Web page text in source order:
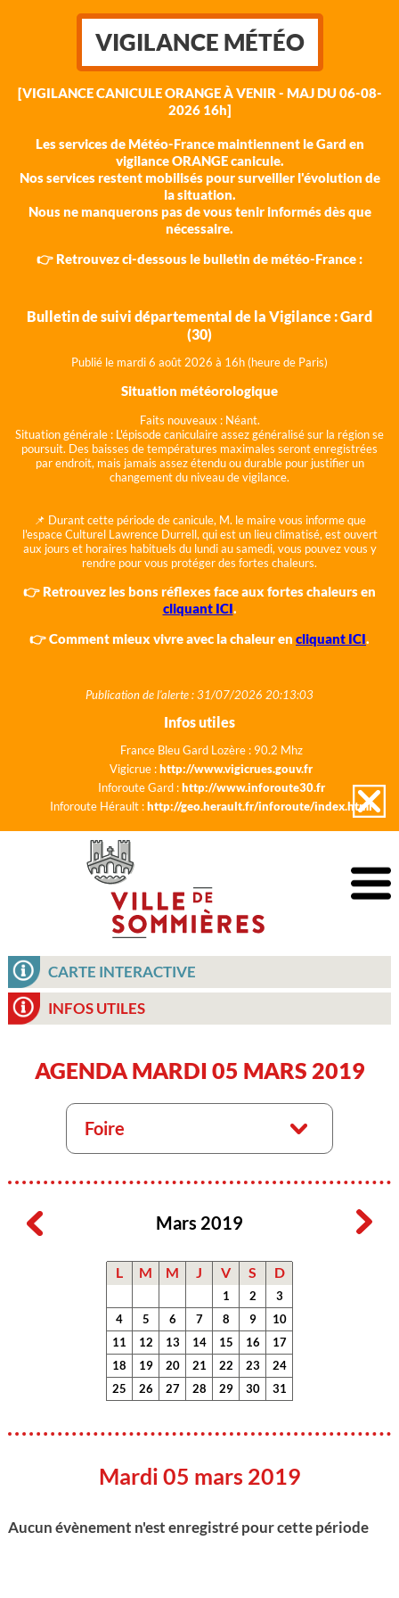
VIGILANCE MÉTÉO
[VIGILANCE CANICULE ORANGE À VENIR - MAJ DU 06-08-
2026 16h]
Les services de Météo-France maintiennent le Gard en
vigilance ORANGE canicule.
Nos services restent mobilisés pour surveiller l'évolution de
la situation.
Nous ne manquerons pas de vous tenir informés dès que
nécessaire.
👉 Retrouvez ci-dessous le bulletin de météo-France :
Bulletin de suivi départemental de la Vigilance : Gard
(30)
Publié le mardi 6 août 2026 à 16h (heure de Paris)
Situation météorologique
Faits nouveaux : Néant.
Situation générale : L'épisode caniculaire assez généralisé sur la région se
poursuit. Des baisses de températures maximales seront enregistrées
par endroit, mais jamais assez étendu ou durable pour justifier un
changement du niveau de vigilance.
📌 Durant cette période de canicule, M. le maire vous informe que
l'espace Culturel Lawrence Durrell, qui est un lieu climatisé, est ouvert
aux jours et horaires habituels du lundi au samedi, vous pouvez vous y
rendre pour vous protéger des fortes chaleurs.
👉 Retrouvez les bons réflexes face aux fortes chaleurs en
cliquant ICI.
👉 Comment mieux vivre avec la chaleur en cliquant ICI.
Publication de l'alerte : 31/07/2026 20:13:03
Infos utiles
France Bleu Gard Lozère : 90.2 Mhz
Vigicrue :http://www.vigicrues.gouv.fr
Inforoute Gard :http://www.inforoute30.fr
Inforoute Hérault :http://geo.herault.fr/inforoute/index.html
CARTE INTERACTIVE
INFOS UTILES
AGENDA MARDI 05 MARS 2019
Foire
Mars 2019
L M M J V S D
1 2
3
4
5 6 7 8 9
10
11
12 13 14 15 16
17
18
19 20 21 22 23
24
25
26 27 28 29 30 31
Mardi 05 mars 2019
Aucun évènement n'est enregistré pour cette période